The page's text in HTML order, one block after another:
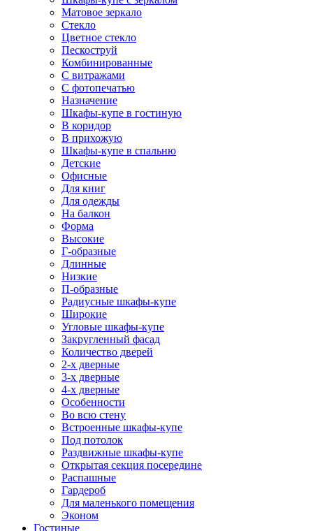
Матовое зеркало
Стекло
Цветное стекло
Пескоструй
Комбинированные
С витражами
С фотопечатью
Назначение
Шкафы-купе в гостиную
В коридор
В прихожую
Шкафы-купе в спальню
Детские
Офисные
Для книг
Для одежды
На балкон
Форма
Высокие
Г-образные
Длинные
Низкие
П-образные
Радиусные шкафы-купе
Широкие
Угловые шкафы-купе
Закругленный фасад
Количество дверей
2-х дверные
3-х дверные
4-х дверные
Особенности
Во всю стену
Встроенные шкафы-купе
Под потолок
Раздвижные шкафы-купе
Открытая секция посередине
Распашные
Гардероб
Для маленького помещения
Эконом
Гостиные